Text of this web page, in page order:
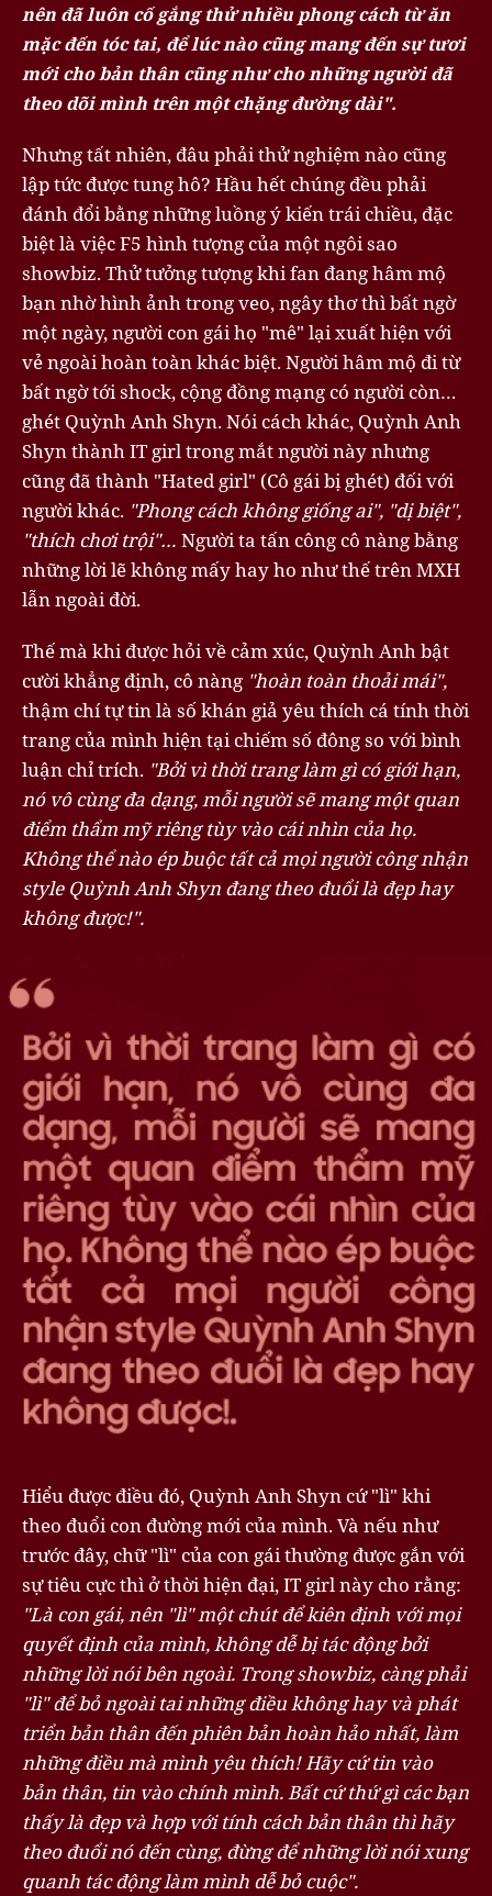
nên đã luôn cố gắng thử nhiều phong cách từ ăn
mặc đến tóc tai, để lúc nào cũng mang đến sự tươi
mới cho bản thân cũng như cho những người đã
theo dõi mình trên một chặng đường dài".
Nhưng tất nhiên, đâu phải thử nghiệm nào cũng
lập tức được tung hô? Hầu hết chúng đều phải
đánh đổi bằng những luồng ý kiến trái chiều, đặc
biệt là việc F5 hình tượng của một ngôi sao
showbiz. Thử tưởng tượng khi fan đang hâm mộ
bạn nhờ hình ảnh trong veo, ngây thơ thì bất ngờ
một ngày, người con gái họ "mê" lại xuất hiện với
vẻ ngoài hoàn toàn khác biệt. Người hâm mộ đi từ
bất ngờ tới shock, cộng đồng mạng có người còn…
ghét Quỳnh Anh Shyn. Nói cách khác, Quỳnh Anh
Shyn thành IT girl trong mắt người này nhưng
cũng đã thành "Hated girl" (Cô gái bị ghét) đối với
người khác. "Phong cách không giống ai", "dị biệt",
"thích chơi trội"… Người ta tấn công cô nàng bằng
những lời lẽ không mấy hay ho như thế trên MXH
lẫn ngoài đời.
Thế mà khi được hỏi về cảm xúc, Quỳnh Anh bật
cười khẳng định, cô nàng "hoàn toàn thoải mái",
thậm chí tự tin là số khán giả yêu thích cá tính thời
trang của mình hiện tại chiếm số đông so với bình
luận chỉ trích. "Bởi vì thời trang làm gì có giới hạn,
nó vô cùng đa dạng, mỗi người sẽ mang một quan
điểm thẩm mỹ riêng tùy vào cái nhìn của họ.
Không thể nào ép buộc tất cả mọi người công nhận
style Quỳnh Anh Shyn đang theo đuổi là đẹp hay
không được!".
Hiểu được điều đó, Quỳnh Anh Shyn cứ "lì" khi
theo đuổi con đường mới của mình. Và nếu như
trước đây, chữ "lì" của con gái thường được gắn với
sự tiêu cực thì ở thời hiện đại, IT girl này cho rằng:
"Là con gái, nên "lì" một chút để kiên định với mọi
quyết định của mình, không dễ bị tác động bởi
những lời nói bên ngoài. Trong showbiz, càng phải
"lì" để bỏ ngoài tai những điều không hay và phát
triển bản thân đến phiên bản hoàn hảo nhất, làm
những điều mà mình yêu thích! Hãy cứ tin vào
bản thân, tin vào chính mình. Bất cứ thứ gì các bạn
thấy là đẹp và hợp với tính cách bản thân thì hãy
theo đuổi nó đến cùng, đừng để những lời nói xung
quanh tác động làm mình dễ bỏ cuộc".